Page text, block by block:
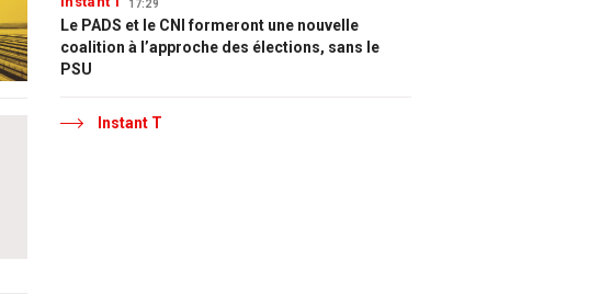
17:29
Le PADS et le CNI formeront une nouvelle
coalition à l’approche des élections, sans le
PSU
Instant T